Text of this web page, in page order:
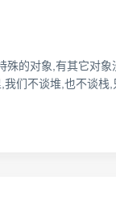
的对象,有其它对
们不谈堆,也不谈栈